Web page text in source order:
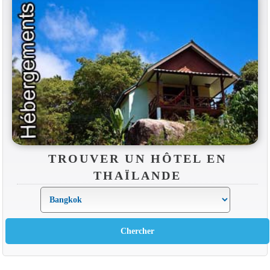
TROUVER UN HÔTEL EN
THAÏLANDE